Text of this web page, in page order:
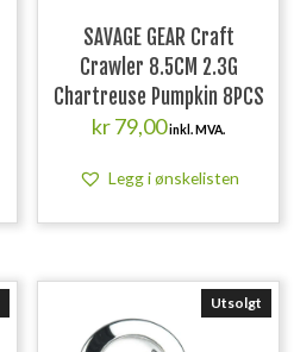
SAVAGE GEAR Craft
Crawler 8.5CM 2.3G
Chartreuse Pumpkin 8PCS
kr79,00inkl. MVA.
Legg i ønskelisten
Utsolgt